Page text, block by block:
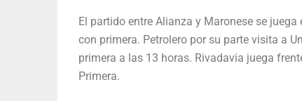
El partido entre Alianza y Maronese se
con primera. Petrolero por su parte visita a
primera a las 13 horas. Rivadavia juega
Primera.